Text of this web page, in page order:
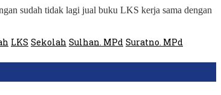
sudah tidak lagi jual buku LKS kerja sama dengan
LKS Sekolah Sulhan. MPd Suratno. MPd